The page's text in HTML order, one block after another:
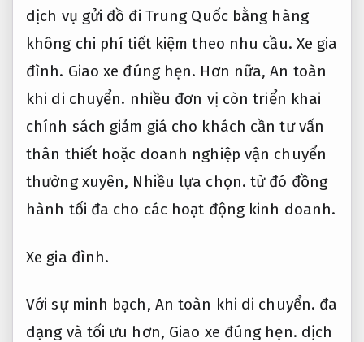
dịch vụ gửi đồ đi Trung Quốc bằng hàng
không chi phí tiết kiệm theo nhu cầu. Xe gia
đình. Giao xe đúng hẹn. Hơn nữa,An toàn
khi di chuyển. nhiều đơn vị còn triển khai
chính sách giảm giá cho khách cần tư vấn
thân thiết hoặc doanh nghiệp vận chuyển
thường xuyên, Nhiều lựa chọn. từ đó đồng
hành tối đa cho các hoạt động kinh doanh.
Xe gia đình.
Với sự minh bạch, An toàn khi di chuyển. đa
dạng và tối ưu hơn, Giao xe đúng hẹn. dịch